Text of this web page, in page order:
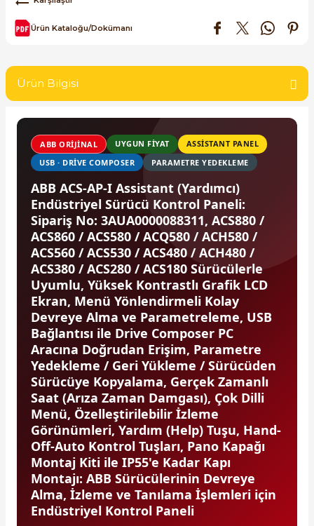
- UPS
Kesiciler
Şalterleri
Yol Vericiler
Pako Şalterler
SIRIUS SAFETY
WinCC Unified Runtime Yazılımları
Ürün Kataloğu/Dokümanı
Ürün Bilgisi
ABB ORIJINAL UYGUN FİYAT
ASSISTANT PANEL
USB · DRIVE COMPOSER
PARAMETRE YEDEKLEME
ABB ACS-AP-I Assistant (Yardımcı)
Endüstriyel Sürücü Kontrol Paneli:
Sipariş No: 3AUA0000088311, ACS880 /
ACS860 / ACS580 / ACQ580 / ACH580 /
ACS560 / ACS530 / ACS480 / ACH480 /
ACS380 / ACS280 / ACS180 Sürücülerle
Uyumlu, Yüksek Kontrastlı Grafik LCD
Ekran, Menü Yönlendirmeli Kolay
Devreye Alma ve Parametreleme, USB
Bağlantısı ile Drive Composer PC
Aracına Doğrudan Erişim, Parametre
Yedekleme / Geri Yükleme / Sürücüden
Sürücüye Kopyalama, Gerçek Zamanlı
Saat (Arıza Zaman Damgası), Çok Dilli
Menü, Özelleştirilebilir İzleme
Görünümleri, Yardım (Help) Tuşu, Hand-
Off-Auto Kontrol Tuşları, Pano Kapağı
Montaj Kiti ile IP55'e Kadar Kapı
Montajı: ABB Sürücülerinin Devreye
Alma, İzleme ve Tanılama İşlemleri için
Endüstriyel Kontrol Paneli